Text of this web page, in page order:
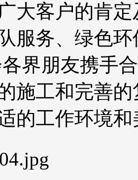
大客户的肯
服务、绿色
界朋友携手
施工和完善
的工作环境